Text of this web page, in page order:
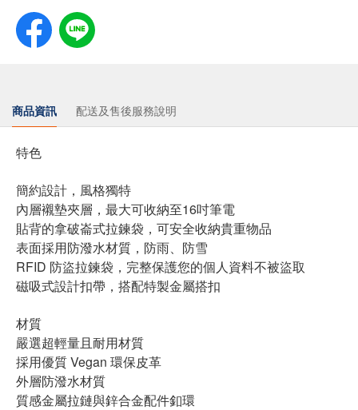
商品資訊 配送及售後服務說明
特色
簡約設計，風格獨特
內層襯墊夾層，最大可收納至16吋筆電
貼背的拿破崙式拉鍊袋，可安全收納貴重物品
表面採用防潑水材質，防雨、防雪
RFID 防盜拉鍊袋，完整保護您的個人資料不被盜取
磁吸式設計扣帶，搭配特製金屬搭扣
材質
嚴選超輕量且耐用材質
採用優質 Vegan 環保皮革
外層防潑水材質
質感金屬拉鏈與鋅合金配件釦環